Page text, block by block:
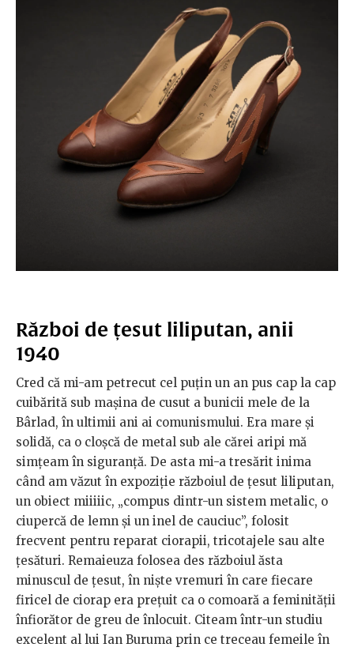
Război de țesut liliputan, anii
1940
Cred că mi-am petrecut cel puțin un an pus cap la cap
cuibărită sub mașina de cusut a bunicii mele de la
Bârlad, în ultimii ani ai comunismului. Era mare și
solidă, ca o cloșcă de metal sub ale cărei aripi mă
simțeam în siguranță. De asta mi-a tresărit inima
când am văzut în expoziție războiul de țesut liliputan,
un obiect miiiiic, „compus dintr-un sistem metalic, o
ciupercă de lemn și un inel de cauciuc”, folosit
frecvent pentru reparat ciorapii, tricotajele sau alte
țesături. Remaieuza folosea des războiul ăsta
minuscul de țesut, în niște vremuri în care fiecare
firicel de ciorap era prețuit ca o comoară a feminității
înfiorător de greu de înlocuit. Citeam într-un studiu
excelent al lui Ian Buruma prin ce treceau femeile în